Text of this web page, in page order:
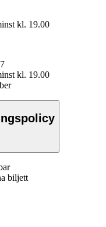
kl. 19.00
kl. 19.00
biljett